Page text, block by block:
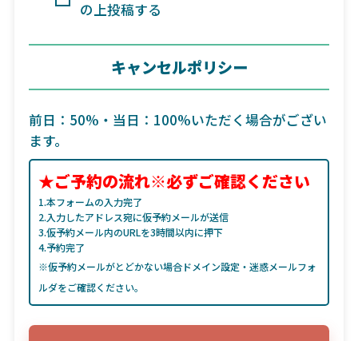
の上投稿する
キャンセルポリシー
前日：50%・当日：100%いただく場合がござい
ます。
★ご予約の流れ※必ずご確認ください
1.本フォームの入力完了
2.入力したアドレス宛に仮予約メールが送信
3.仮予約メール内のURLを3時間以内に押下
4.予約完了
※仮予約メールがとどかない場合ドメイン設定・迷惑メールフォ
ルダをご確認ください。